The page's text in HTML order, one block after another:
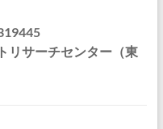
リサーチセンター（東